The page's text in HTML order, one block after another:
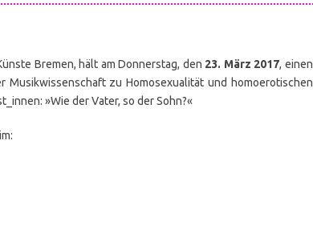
Bremen, hält am Donnerstag, den 23. März 2017, einen
Musikwissenschaft zu Homosexualität und homoerotischen
»Wie der Vater, so der Sohn?«